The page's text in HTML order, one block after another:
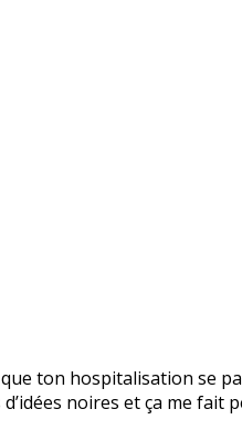
ton hospitalisation se
noires et ça me fait